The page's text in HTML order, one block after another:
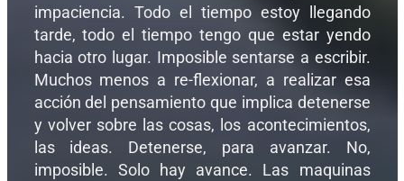
impaciencia. Todo el tiempo estoy llegando
tarde, todo el tiempo tengo que estar yendo
hacia otro lugar. Imposible sentarse a escribir.
Muchos menos a re-flexionar, a realizar esa
acción del pensamiento que implica detenerse
y volver sobre las cosas, los acontecimientos,
las ideas. Detenerse, para avanzar. No,
imposible. Solo hay avance. Las maquinas